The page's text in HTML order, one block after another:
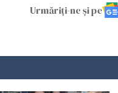
Urmăriți-ne și pe